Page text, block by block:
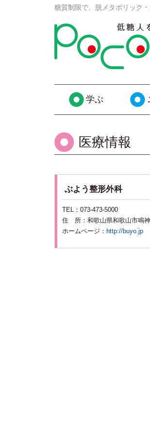
糖質制限で、脱メタボリック
学ぶ
医療情報
ぶよう整形外科
TEL： 073-473-5000
住 所： 和歌山県和歌山市鳴
ホームページ： http://buyo.jp